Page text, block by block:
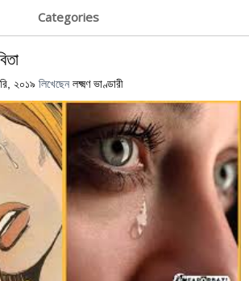
Categories
২০১৯ লিখেছেন লক্ষ্মণ ভাণ্ডারী